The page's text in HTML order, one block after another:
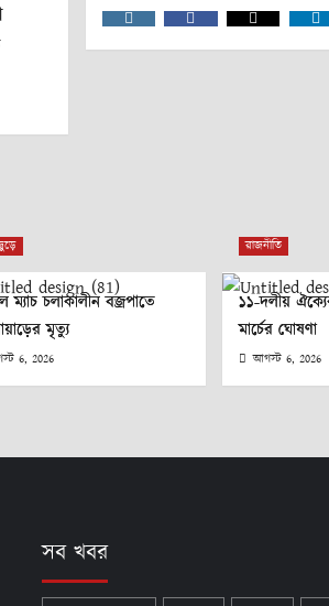
InstagramFacebookTwitter
ম্যাচ চলাকালীন বজ্রপাতে
মৃত্যু
6, 2026
রাজনীতি
১১-দলীয়
মার্চের ঘোষণা
আগস্ট 6, 2026
সব খবর